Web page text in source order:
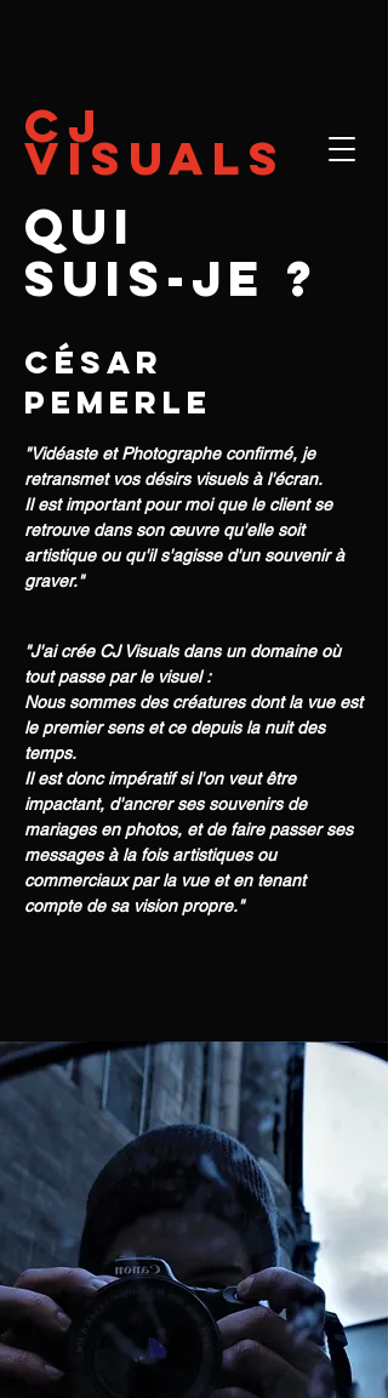
cj
visuals
qui
suis-je ?
césar
pemerle
"Vidéaste et Photographe confirmé, je
retransmet vos désirs visuels à l'écran.
Il est important pour moi que le client se
retrouve dans son œuvre qu'elle soit
artistique ou qu'il s'agisse d'un souvenir à
graver."
"J'ai crée CJ Visuals dans un domaine où
tout passe par le visuel :
Nous sommes des créatures dont la vue est
le premier sens et ce depuis la nuit des
temps.
Il est donc impératif si l'on veut être
impactant, d'ancrer ses souvenirs de
mariages en photos, et de faire passer ses
messages à la fois artistiques ou
commerciaux par la vue et en tenant
compte de sa vision propre."